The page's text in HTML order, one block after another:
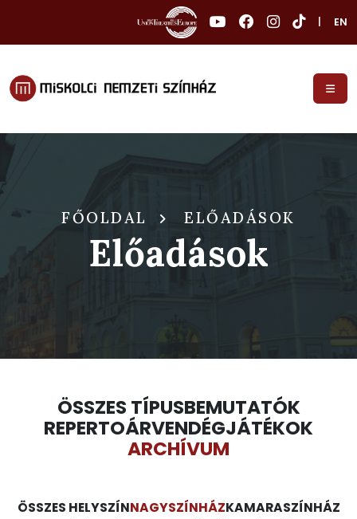
EN
FŐOLDAL ELŐADÁSOK
Előadások
ÖSSZES TÍPUSBEMUTATÓK
REPERTOÁRVENDÉGJÁTÉKOK
ARCHÍVUM
ÖSSZES HELYSZÍNNAGYSZÍNHÁZKAMARASZÍNHÁZ